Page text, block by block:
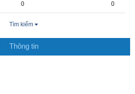
0 0
Tìm kiếm
Thông tin